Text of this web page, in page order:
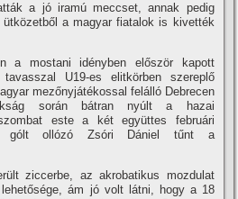
a jó iramú meccset, annak pedig
a magyar fiatalok is kivették
a mostani idényben először kapott
U19-es elitkörben szereplő
mezőnyjátékossal felálló Debrecen
során bátran nyúlt a hazai
este a két együttes februári
gólt ollózó Zsóri Dániel tűnt a
ziccerbe, az akrobatikus mozdulat
ám jó volt látni, hogy a 18